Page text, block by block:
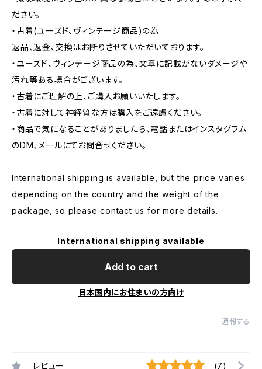
ださい。
・古着(ユーズド、ヴィンテージ商品)の為
返品、返金、交換はお断りさせていただいております。
・ユーズド、ヴィンテージ商品の為、文章に記載がないダメージや
汚れ等ある場合がございます。
・古着にご理解の上、ご購入お願いいたします。
・古着に対して神経質な方は購入をご遠慮ください。
・商品で気になることがありましたら、電話またはインスタグラム
のDM、メールにてお問合せください。
International shipping is available, but the price varies
depending on the country and the weight of the
package, so please contact us for more details.
International shipping available
Add to cart
日本国内にお住まいの方向け
通報する
レビュー (7)